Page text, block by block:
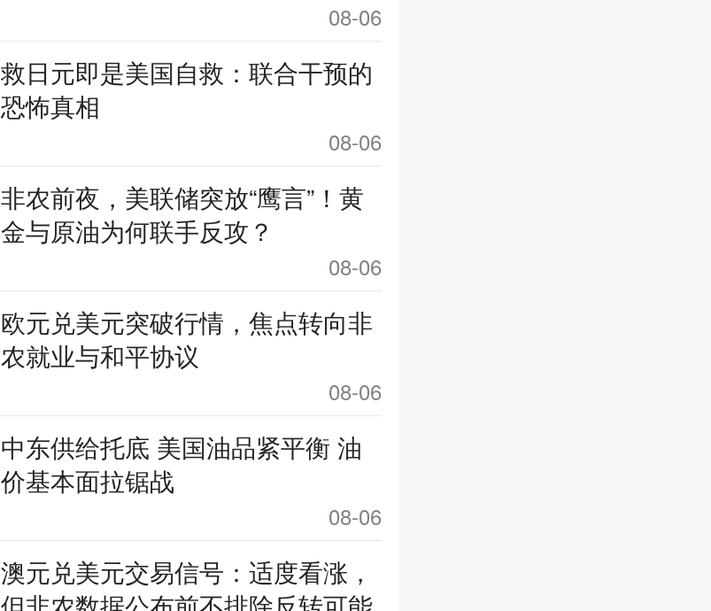
08-06
救日元即是美国自救：联合干预的
恐怖真相
08-06
非农前夜，美联储突放“鹰言”！黄
金与原油为何联手反攻？
08-06
欧元兑美元突破行情，焦点转向非
农就业与和平协议
08-06
中东供给托底 美国油品紧平衡 油
价基本面拉锯战
08-06
澳元兑美元交易信号：适度看涨，